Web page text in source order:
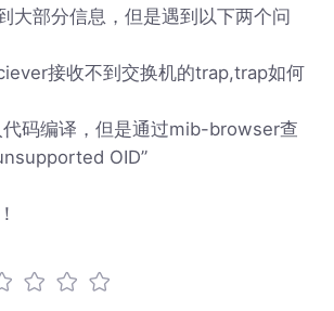
大部分信息，但是遇到以下两个问
接收不到交换机的trap,trap如何
码编译，但是通过mib-browser查
OID”